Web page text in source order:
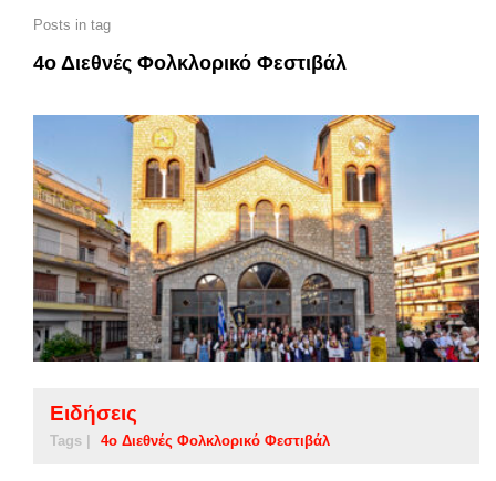
Posts in tag
4ο Διεθνές Φολκλορικό Φεστιβάλ
Ειδήσεις
Tags | 4ο Διεθνές Φολκλορικό Φεστιβάλ